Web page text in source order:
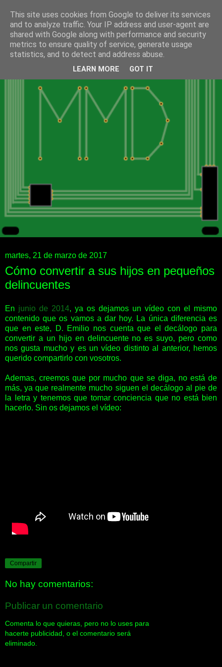
martes, 21 de marzo de 2017
Cómo convertir a sus hijos en pequeños
delincuentes
En junio de 2014, ya os dejamos un vídeo con el mismo
contenido que os vamos a dar hoy. La única diferencia es
que en este, D. Emilio nos cuenta que el decálogo para
convertir a un hijo en delincuente no es suyo, pero como
nos gusta mucho y es un vídeo distinto al anterior, hemos
querido compartirlo con vosotros.
Ademas, creemos que por mucho que se diga, no está de
más, ya que realmente mucho siguen el decálogo al pie de
la letra y tenemos que tomar conciencia que no está bien
hacerlo. Sin os dejamos el vídeo:
Compartir
No hay comentarios:
Publicar un comentario
Comenta lo que quieras, pero no lo uses para
hacerte publicidad, o el comentario será
eliminado.
This site uses cookies from Google to deliver its services
and to analyze traffic. Your IP address and user-agent are
shared with Google along with performance and security
metrics to ensure quality of service, generate usage
statistics, and to detect and address abuse.
LEARN MORE GOT IT